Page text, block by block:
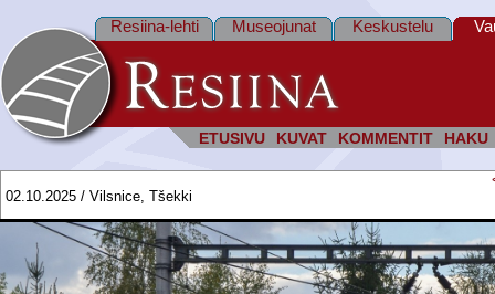
ETUSIVU KUVAT KOMMENTIT HAKU
Resiina-lehti Museojunat Keskustelu
02.10.2025 / Vilsnice, Tšekki